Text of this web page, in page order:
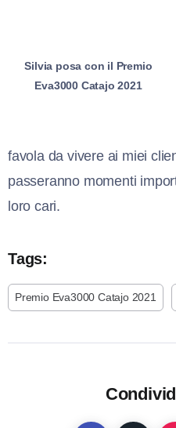
Silvia posa con il Premio
Eva3000 Catajo 2021
favola da vivere ai miei
passeranno momenti
loro cari.
Tags:
Premio Eva3000 Catajo 2021